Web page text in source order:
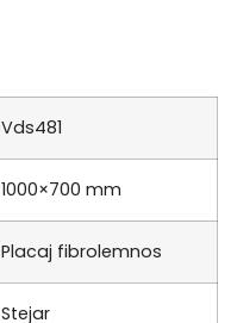
Vds481
1000×700 mm
Placaj fibrolemnos
Stejar